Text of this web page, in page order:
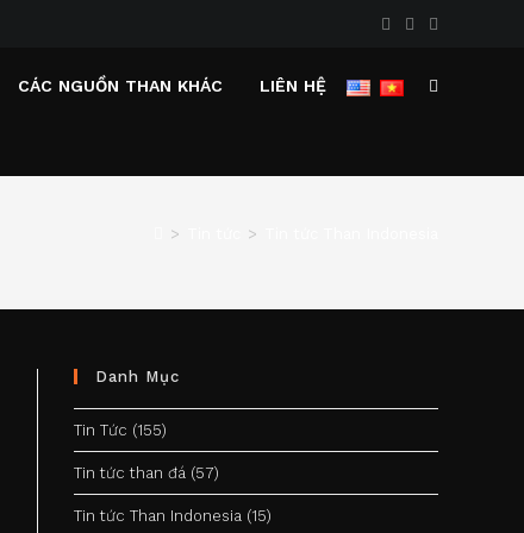
CÁC NGUỒN THAN KHÁC LIÊN HỆ TOGGLE
> >
Danh Mục
Tin Tức (155)
Tin tức than đá (57)
Tin tức Than Indonesia (15)